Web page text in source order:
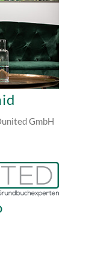
GmbH